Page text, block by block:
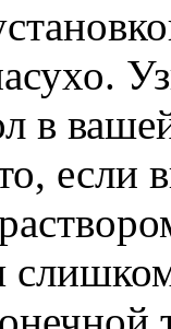
в
если